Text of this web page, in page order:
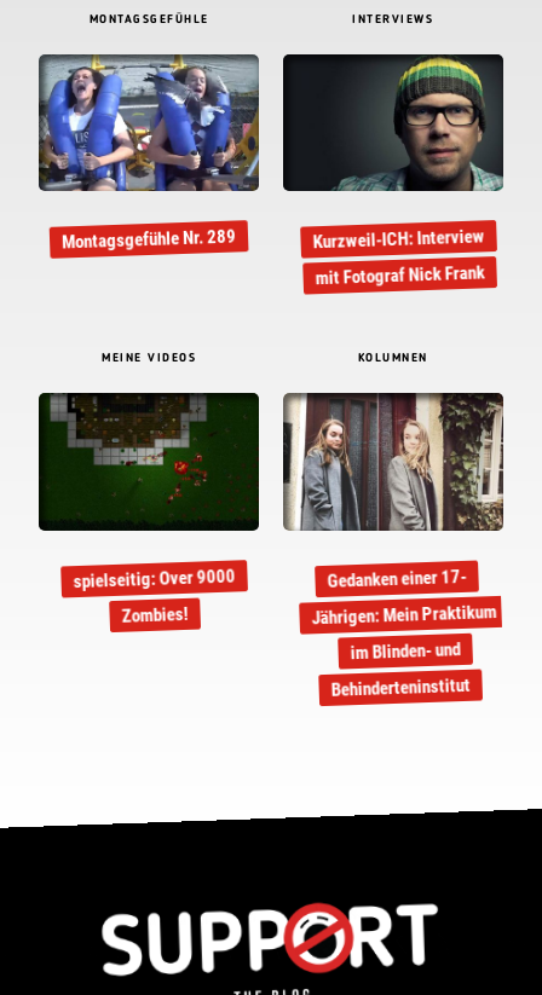
MONTAGSGEFÜHLE
Montagsgefühle Nr. 289
INTERVIEWS
Kurzweil-ICH: Interview
mit Fotograf Nick Frank
MEINE VIDEOS
spielseitig: Over 9000
Zombies!
KOLUMNEN
Gedanken einer 17-
Jährigen: Mein Praktikum
im Blinden- und
Behinderteninstitut